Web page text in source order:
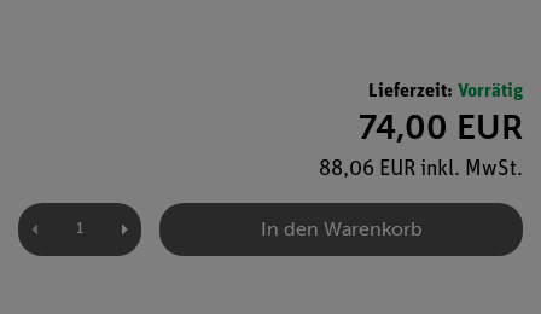
Lieferzeit: Vorrätig
74,00 EUR
88,06 EUR inkl. MwSt.
In den Warenkorb